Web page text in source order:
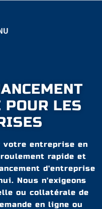
POUR LES
votre entreprise en
rapide et
d'entreprise
Nous n'exigeons
ou collatérale de
en ligne ou